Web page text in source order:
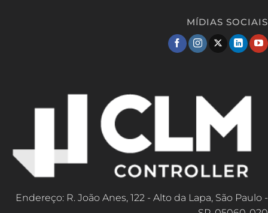
MÍDIAS SOCIAIS
Endereço: R. João Anes, 122 - Alto da Lapa, São Paulo -